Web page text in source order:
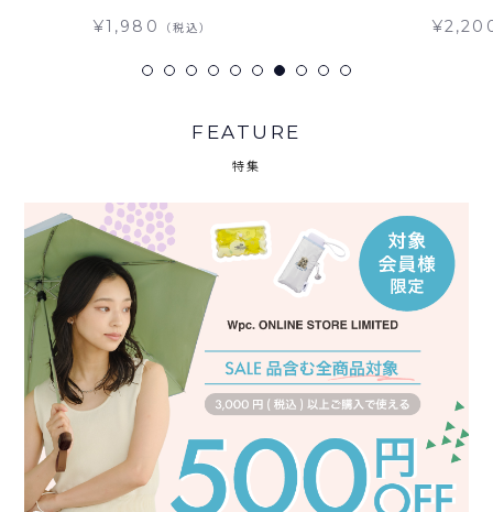
¥1,980 （税込）
FEATURE
特集